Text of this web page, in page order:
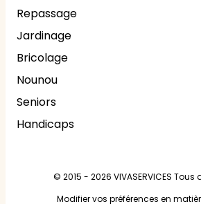
Repassage
Jardinage
Bricolage
Nounou
Seniors
Handicaps
© 2015 - 2026 VIVASERVICES Tous
Modifier vos préférences en